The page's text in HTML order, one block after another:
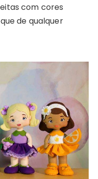
com cores
de qualquer